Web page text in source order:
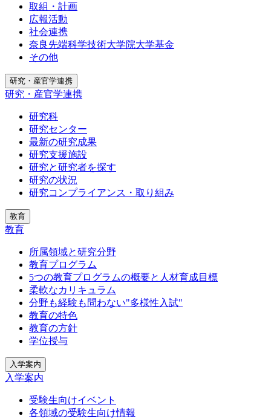
取組・計画
広報活動
社会連携
奈良先端科学技術大学院大学基金
その他
研究・産官学連携
研究・産官学連携
研究科
研究センター
最新の研究成果
研究支援施設
研究と研究者を探す
研究の状況
研究コンプライアンス・取り組み
教育
教育
所属領域と研究分野
教育プログラム
5つの教育プログラムの概要と人材育成目標
柔軟なカリキュラム
分野も経験も問わない"多様性入試"
教育の特色
教育の方針
学位授与
入学案内
入学案内
受験生向けイベント
各領域の受験生向け情報